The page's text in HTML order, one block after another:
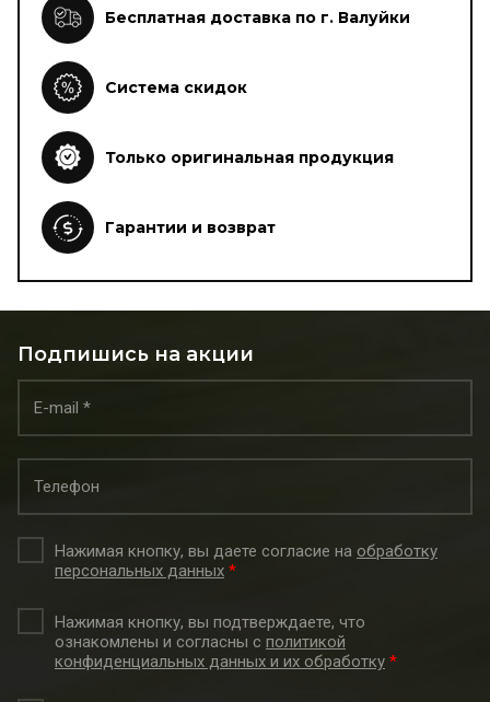
Бесплатная доставка по г. Валуйки
Система скидок
Только оригинальная продукция
Гарантии и возврат
Подпишись на акции
Нажимая кнопку, вы даете согласие на обработку
персональных данных *
Нажимая кнопку, вы подтверждаете, что
ознакомлены и согласны с политикой
конфиденциальных данных и их обработку *